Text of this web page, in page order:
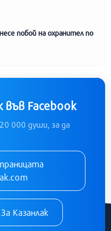
побой на охранител по
във Facebook
000 души, за да
Казанлак